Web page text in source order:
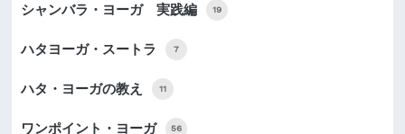
シャンバラ・ヨーガ 実践編 19
ハタヨーガ・スートラ 7
ハタ・ヨーガの教え 11
ワンポイント・ヨーガ 56